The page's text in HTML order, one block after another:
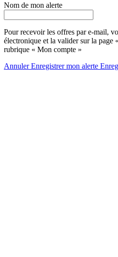
Nom de mon alerte
Pour recevoir les offres par e-mail,
électronique et la valider sur la page
rubrique « Mon compte »
AnnulerEnregistrer mon alerte